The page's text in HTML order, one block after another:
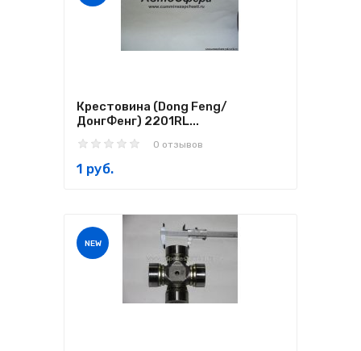
Крестовина (Dong Feng/
ДонгФенг) 2201RL...
0 отзывов
1 руб.
NEW